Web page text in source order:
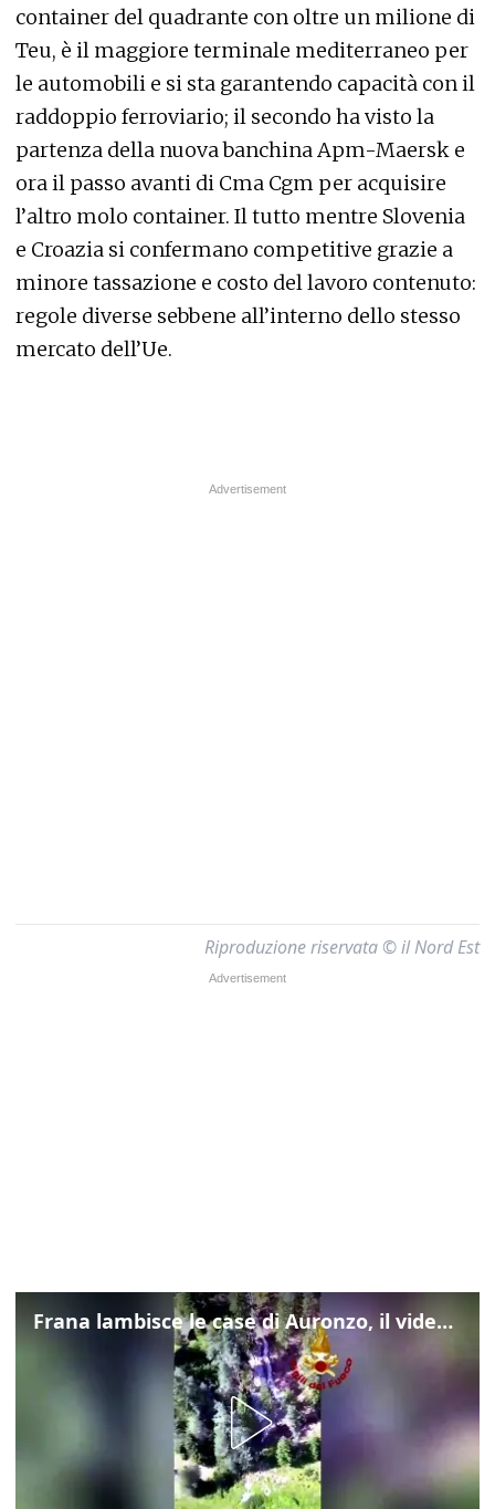
container del quadrante con oltre un milione di
Teu, è il maggiore terminale mediterraneo per
le automobili e si sta garantendo capacità con il
raddoppio ferroviario; il secondo ha visto la
partenza della nuova banchina Apm-Maersk e
ora il passo avanti di Cma Cgm per acquisire
l’altro molo container. Il tutto mentre Slovenia
e Croazia si confermano competitive grazie a
minore tassazione e costo del lavoro contenuto:
regole diverse sebbene all’interno dello stesso
mercato dell’Ue.
Riproduzione riservata © il Nord Est
Frana lambisce le case di Auronzo, il video dall'elicottero dei vigili del fuoco